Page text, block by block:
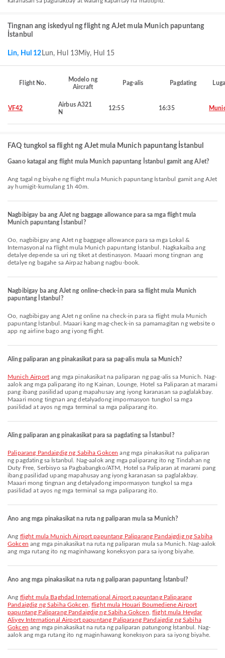
Tingnan ang iskedyul ng flight ng AJet mula Munich papuntang
İstanbul
Lin, Hul 12 Lun, Hul 13Miy, Hul 15
Flight No.
Modelo ng
Aircraft
Pag-alis Pagdating
VF42
Airbus A321
N
12:55 16:35
FAQ tungkol sa flight ng AJet mula Munich papuntang İstanbul
Gaano katagal ang flight mula Munich papuntang İstanbul gamit ang AJet?
Ang tagal ng biyahe ng flight mula Munich papuntang İstanbul gamit ang AJet
ay humigit-kumulang 1h 40m.
Nagbibigay ba ang AJet ng baggage allowance para sa mga flight mula
Munich papuntang İstanbul?
Oo, nagbibigay ang AJet ng baggage allowance para sa mga Lokal &
Internasyonal na flight mula Munich papuntang İstanbul. Nagkakaiba ang
detalye depende sa uri ng tiket at destinasyon. Maaari mong tingnan ang
detalye ng bagahe sa Airpaz habang nagbu-book.
Nagbibigay ba ang AJet ng online-check-in para sa flight mula Munich
papuntang İstanbul?
Oo, nagbibigay ang AJet ng online na check-in para sa flight mula Munich
papuntang İstanbul. Maaari kang mag-check-in sa pamamagitan ng website o
app ng airline bago ang iyong flight.
Aling paliparan ang pinakasikat para sa pag-alis mula sa Munich?
Munich Airportang mga pinakasikat na paliparan ng pag-alis sa Munich. Nag-
aalok ang mga paliparang ito ng Kainan, Lounge, Hotel sa Paliparan at marami
pang ibang pasilidad upang mapahusay ang iyong karanasan sa paglalakbay.
Maaari mong tingnan ang detalyadong impormasyon tungkol sa mga
pasilidad at ayos ng mga terminal sa mga paliparang ito.
Aling paliparan ang pinakasikat para sa pagdating sa İstanbul?
Paliparang Pandaigdig ng Sabiha Gokcen ang mga pinakasikat na paliparan
ng pagdating sa İstanbul. Nag-aalok ang mga paliparang ito ng Tindahan ng
Duty Free, Serbisyo sa Pagbabangko/ATM, Hotel sa Paliparan at marami pang
ibang pasilidad upang mapahusay ang iyong karanasan sa paglalakbay.
Maaari mong tingnan ang detalyadong impormasyon tungkol sa mga
pasilidad at ayos ng mga terminal sa mga paliparang ito.
Ano ang mga pinakasikat na ruta ng paliparan mula sa Munich?
Ang flight mula Munich Airport papuntang Paliparang Pandaigdig ng Sabiha
Gokcen ang mga pinakasikat na ruta ng paliparan mula sa Munich. Nag-aalok
ang mga rutang ito ng maginhawang koneksyon para sa iyong biyahe.
Ano ang mga pinakasikat na ruta ng paliparan papuntang İstanbul?
Ang flight mula Baghdad International Airport papuntang Paliparang
Pandaigdig ng Sabiha Gokcen ,flight mula Houari Boumediene Airport
papuntang Paliparang Pandaigdig ng Sabiha Gokcen ,flight mula Heydar
Aliyev International Airport papuntang Paliparang Pandaigdig ng Sabiha
Gokcen ang mga pinakasikat na ruta ng paliparan patungong İstanbul. Nag-
aalok ang mga rutang ito ng maginhawang koneksyon para sa iyong biyahe.